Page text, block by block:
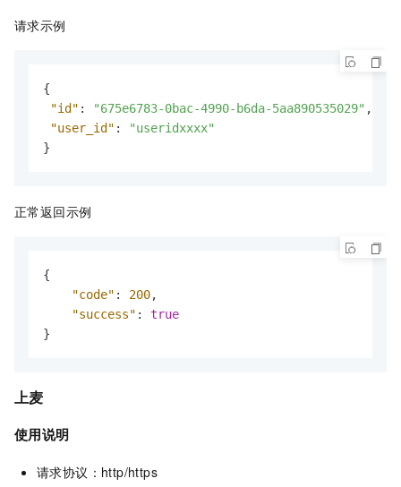
请求示例
{
"id" : "675e6783-0bac-4990-b6da-5aa890535029" ,
"user_id" :
"useridxxxx"
}
正常返回示例
{
"code" : 200,
"success" :
true
}
上麦
使用说明
请求协议：http/https